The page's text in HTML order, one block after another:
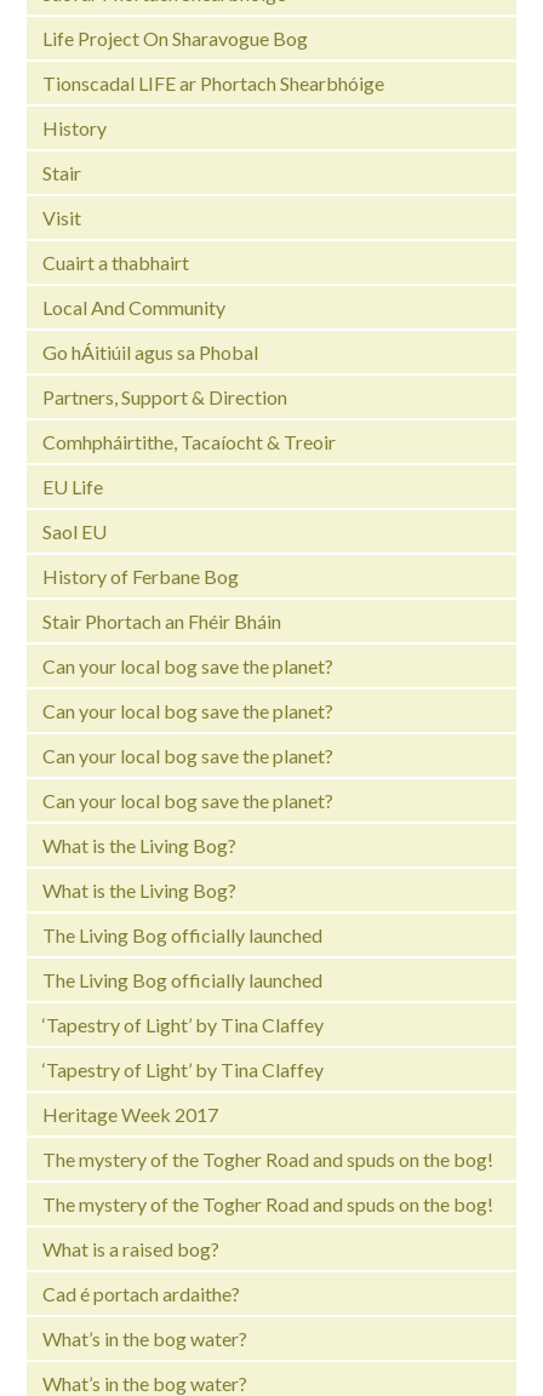
Life Project On Sharavogue Bog
Tionscadal LIFE ar Phortach Shearbhóige
History
Stair
Visit
Cuairt a thabhairt
Local And Community
Go hÁitiúil agus sa Phobal
Partners, Support & Direction
Comhpháirtithe, Tacaíocht & Treoir
EU Life
Saol EU
History of Ferbane Bog
Stair Phortach an Fhéir Bháin
Can your local bog save the planet?
Can your local bog save the planet?
Can your local bog save the planet?
Can your local bog save the planet?
What is the Living Bog?
What is the Living Bog?
The Living Bog officially launched
The Living Bog officially launched
‘Tapestry of Light’ by Tina Claffey
‘Tapestry of Light’ by Tina Claffey
Heritage Week 2017
The mystery of the Togher Road and spuds on the bog!
The mystery of the Togher Road and spuds on the bog!
What is a raised bog?
Cad é portach ardaithe?
What’s in the bog water?
What’s in the bog water?